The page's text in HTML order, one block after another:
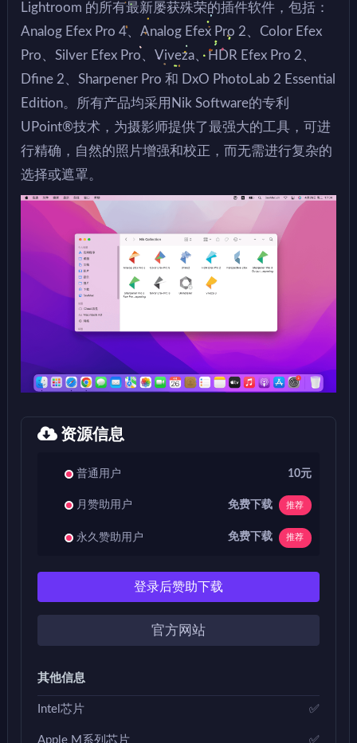
Lightroom 的所有最新屡获殊荣的插件软件，包括：
Analog Efex Pro 4、Analog Efex Pro 2、Color Efex
Pro、Silver Efex Pro、Viveza、HDR Efex Pro 2、
Dfine 2、Sharpener Pro 和 DxO PhotoLab 2 Essential
Edition。所有产品均采用Nik Software的专利
UPoint®技术，为摄影师提供了最强大的工具，可进
行精确，自然的照片增强和校正，而无需进行复杂的
选择或遮罩。
资源信息
普通用户 10元
月赞助用户 免费下载 推荐
永久赞助用户 免费下载 推荐
登录后赞助下载
官方网站
其他信息
Intel芯片 ✅
Apple M系列芯片 ✅